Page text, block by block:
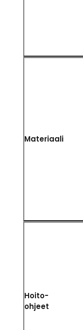
Materiaali
Hoito-
ohjeet